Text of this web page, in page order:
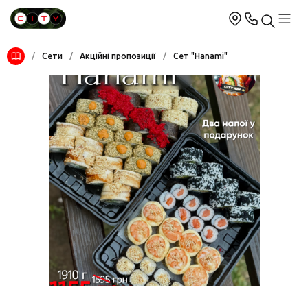
/ Сети / Акційні пропозиції / Сет "Hanami"